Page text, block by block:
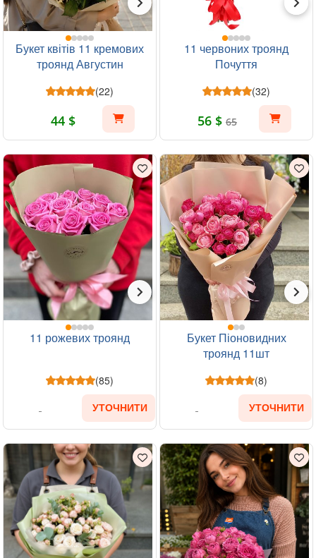
Букет квітів 11 кремових
троянд Августин
(22)
44 $
11 червоних троянд
Почуття
(32)
56 $ 65
11 рожевих троянд
(85)
УТОЧНИТИ
Букет Піоновидних
троянд 11шт
(8)
УТОЧНИТИ